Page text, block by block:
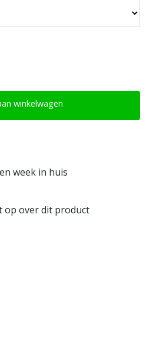
winkelwagen
week in huis
op over dit product